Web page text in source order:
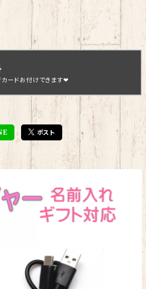
カードお付けできます❤
ポスト